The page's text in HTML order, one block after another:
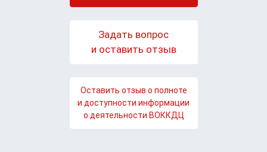
Задать вопрос
и оставить отзыв
Оставить отзыв о полноте
и доступности информации
о деятельности ВОККДЦ